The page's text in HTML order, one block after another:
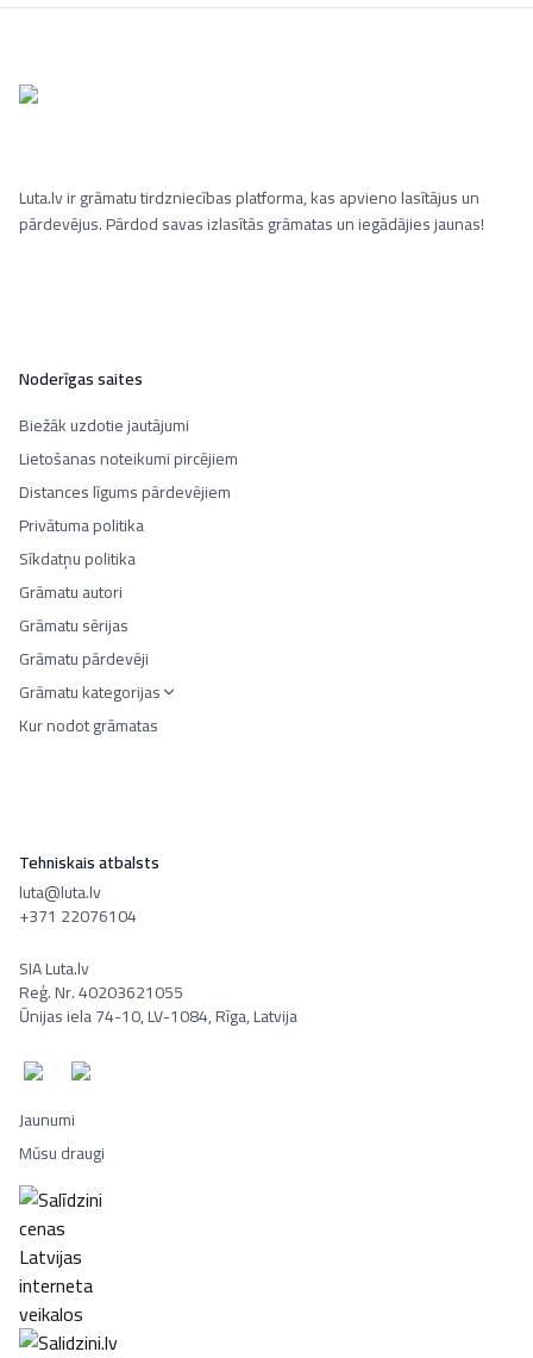
Luta.lv ir grāmatu tirdzniecības platforma, kas apvieno lasītājus un
pārdevējus. Pārdod savas izlasītās grāmatas un iegādājies jaunas!
Noderīgas saites
Biežāk uzdotie jautājumi
Lietošanas noteikumi pircējiem
Distances līgums pārdevējiem
Privātuma politika
Sīkdatņu politika
Grāmatu autori
Grāmatu sērijas
Grāmatu pārdevēji
Grāmatu kategorijas
Kur nodot grāmatas
Tehniskais atbalsts
luta@luta.lv
+371 22076104
SIA Luta.lv
Reģ. Nr. 40203621055
Ūnijas iela 74-10, LV-1084, Rīga, Latvija
Jaunumi
Mūsu draugi